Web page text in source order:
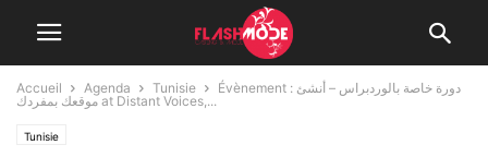
Accueil Agenda Tunisie
Évènement : دورة خاصة بالوردبراس – أنشئ
موقعك بمفردك at Distant Voices,...
Tunisie